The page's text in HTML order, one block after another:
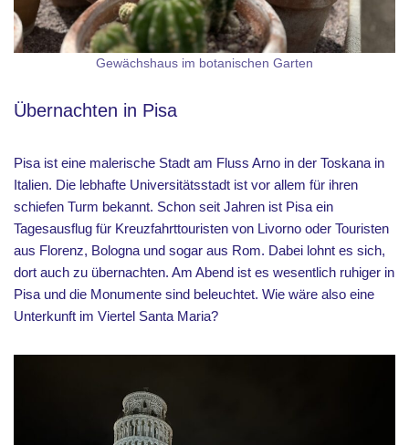
Gewächshaus im botanischen Garten
Übernachten in Pisa
Pisa ist eine malerische Stadt am Fluss Arno in der Toskana in
Italien. Die lebhafte Universitätsstadt ist vor allem für ihren
schiefen Turm bekannt. Schon seit Jahren ist Pisa ein
Tagesausflug für Kreuzfahrttouristen von Livorno oder Touristen
aus Florenz, Bologna und sogar aus Rom. Dabei lohnt es sich,
dort auch zu übernachten. Am Abend ist es wesentlich ruhiger in
Pisa und die Monumente sind beleuchtet. Wie wäre also eine
Unterkunft im Viertel Santa Maria?